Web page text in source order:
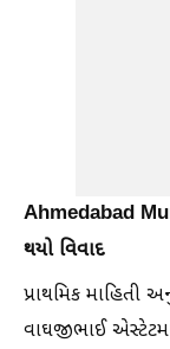
Ahmedabad
થયો વિવાદ
પ્રાથમિક માહિતી
વાઘજીભાઈ